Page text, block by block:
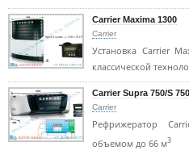
Carrier Maxima 1300
Carrier
Установка Carrier
классической
Carrier Supra 750/S 750
Carrier
Рефрижератор
объемом до 66 м3